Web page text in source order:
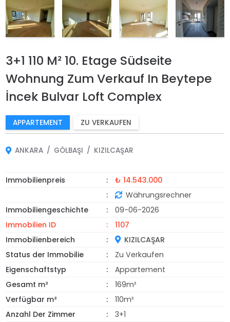
3+1 110 M² 10. Etage Südseite
Wohnung Zum Verkauf In Beytepe
İncek Bulvar Loft Complex
APPARTEMENT ZU VERKAUFEN
ANKARA GÖLBAŞI KIZILCAŞAR
Immobilienpreis
₺ 14.543.000
Währungsrechner
Immobiliengeschichte
09-06-2026
Immobilien ID
1107
Immobilienbereich
KIZILCAŞAR
Status der Immobilie
Zu Verkaufen
Eigenschaftstyp
Appartement
Gesamt m²
169m²
Verfügbar m²
110m²
Anzahl Der Zimmer
3+1